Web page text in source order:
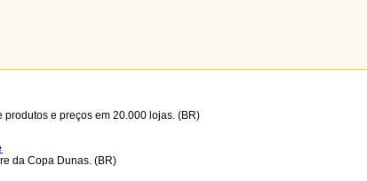
e preços em 20.000 lojas. (BR)
da Copa Dunas. (BR)